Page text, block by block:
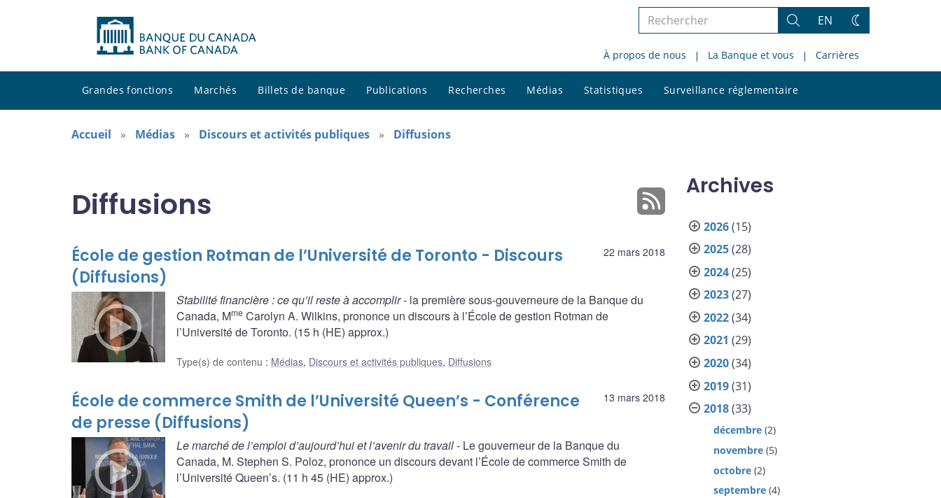
Rechercher
le
site
Rechercher
EN
Changez
thème
À propos de nous La Banque et vous Carrières
Grandes fonctions Marchés Billets de banque Publications Recherches Médias Statistiques Surveillance réglementaire
le
Accueil Médias Discours et activités publiques Diffusions
Diffusions
22 mars 2018
École de gestion Rotman de l’Université de Toronto - Discours
(Diffusions)
Stabilité financière : ce qu’il reste à accomplir- la première sous-gouverneure de la Banque du
Canada, Mme Carolyn A. Wilkins, prononce un discours à l’École de gestion Rotman de
l’Université de Toronto. (15 h (HE) approx.)
Type(s) de contenu : Médias, Discours et activités publiques, Diffusions
13 mars 2018
École de commerce Smith de l’Université Queen’s - Conférence
de presse (Diffusions)
Le marché de l’emploi d’aujourd’hui et l’avenir du travail- Le gouverneur de la Banque du
Canada, M. Stephen S. Poloz, prononce un discours devant l’École de commerce Smith de
l’Université Queen’s. (11 h 45 (HE) approx.)
Archives
2026(15)
2025(28)
2024(25)
2023(27)
2022(34)
2021 (29)
2020(34)
2019(31)
2018(33)
décembre (2)
novembre (5)
octobre (2)
septembre (4)